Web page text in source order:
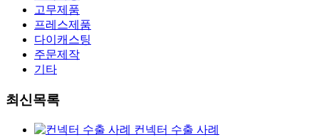
고무제품
프레스제품
다이캐스팅
주문제작
기타
최신목록
컨넥터 수출 사례